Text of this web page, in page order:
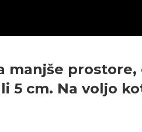
manjše
5 cm. Na voljo